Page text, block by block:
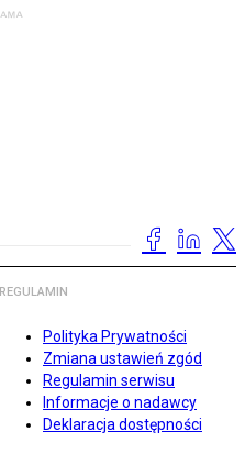
REGULAMIN
Polityka Prywatności
Zmiana ustawień zgód
Regulamin serwisu
Informacje o nadawcy
Deklaracja dostępności